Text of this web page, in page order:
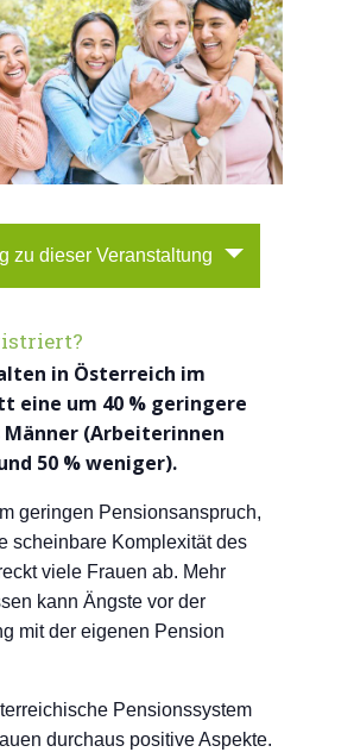
zu dieser Veranstaltung
in Österreich im
eine um 40 % geringere
Männer (Arbeiterinnen
50 % weniger).
geringen Pensionsanspruch,
scheinbare Komplexität des
viele Frauen ab. Mehr
kann Ängste vor der
mit der eigenen Pension
Pensionssystem
durchaus positive Aspekte.